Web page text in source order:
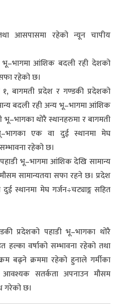
आसपासमा रहेको न्यून चापीय
आंशिक बदली रही देशको
रहेको छ।
बागमती प्रदेश र गण्डकी प्रदेशको
बदली रही अन्य भू–भागमा आंशिक
थोरै स्थानहरुमा र बागमती
एक वा दुई स्थानमा मेघ
रहेको छ।
भू–भागमा आंशिक देखि सामान्य
सामान्यतया सफा रहने छ। प्रदेश
स्थानमा मेघ गर्जन÷चट्याङ्ग सहित
प्रदेशको पहाडी भू–भागका थोरै
हल्का वर्षाको सम्भावना रहेको तथा
बढ्ने क्रममा रहेको हुनाले गर्मीका
सतर्कता अपनाउन मौसम
गरेको छ।